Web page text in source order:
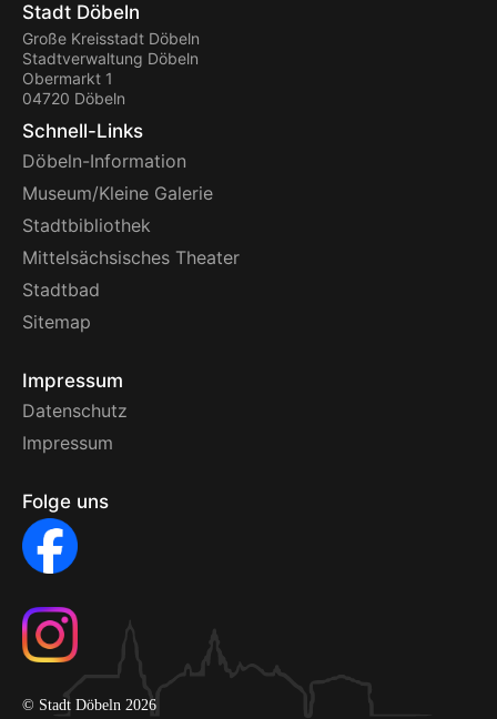
Stadt Döbeln
Große Kreisstadt Döbeln
Stadtverwaltung Döbeln
Obermarkt 1
04720 Döbeln
Schnell-Links
Döbeln-Information
Museum/Kleine Galerie
Stadtbibliothek
Mittelsächsisches Theater
Stadtbad
Sitemap
Impressum
Datenschutz
Impressum
Folge uns
© Stadt Döbeln 2026